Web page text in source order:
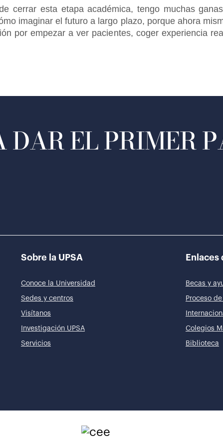
cerrar esta etapa académica, tengo muchas
imaginar el futuro a largo plazo, porque ahora
por empezar a ver pacientes, coger experiencia
EL PRIMER
Sobre la UPSA
Conoce la Universidad
Sedes y centros
Visítanos
Investigación UPSA
Servicios
Enlaces
Becas y
Proceso
Colegios
Biblioteca